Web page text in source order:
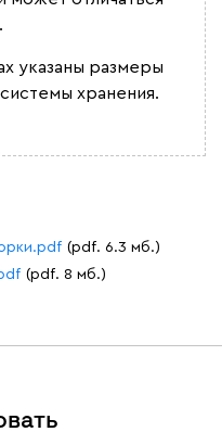
указаны размеры
хранения.
(pdf. 6.3 мб.)
(pdf. 8 мб.)